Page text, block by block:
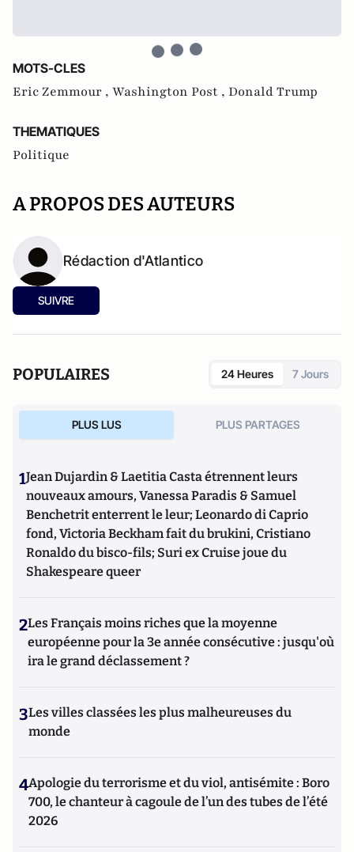
MOTS-CLES
Eric Zemmour , Washington Post , Donald Trump
THEMATIQUES
Politique
A PROPOS DES AUTEURS
Rédaction d'Atlantico
SUIVRE
POPULAIRES 24 Heures 7 Jours
PLUS LUS PLUS PARTAGES
1Jean Dujardin & Laetitia Casta étrennent leurs
nouveaux amours, Vanessa Paradis & Samuel
Benchetrit enterrent le leur; Leonardo di Caprio
fond, Victoria Beckham fait du brukini, Cristiano
Ronaldo du bisco-fils; Suri ex Cruise joue du
Shakespeare queer
2Les Français moins riches que la moyenne
européenne pour la 3e année consécutive : jusqu'où
ira le grand déclassement ?
3Les villes classées les plus malheureuses du
monde
4Apologie du terrorisme et du viol, antisémite : Boro
700, le chanteur à cagoule de l’un des tubes de l’été
2026